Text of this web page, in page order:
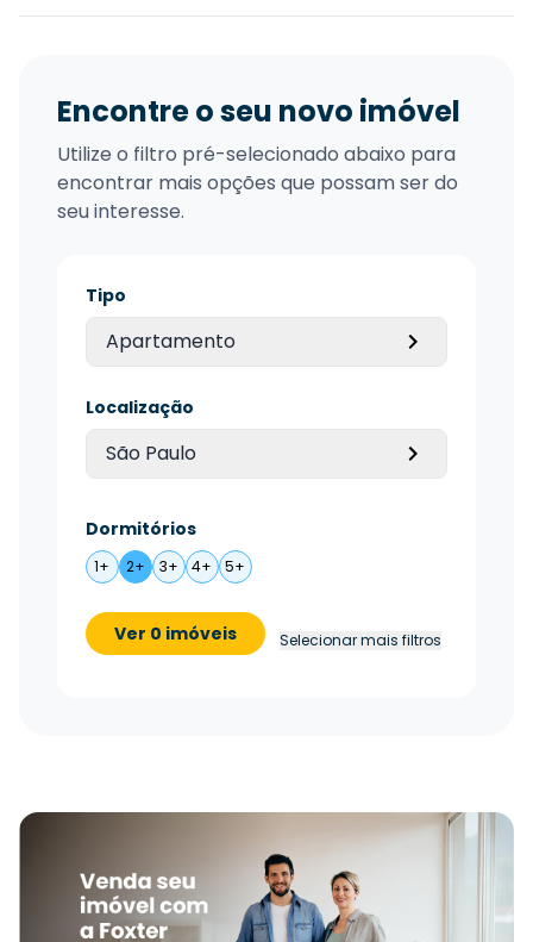
Encontre o seu novo imóvel
Utilize o filtro pré-selecionado abaixo para
encontrar mais opções que possam ser do
seu interesse.
Tipo
Apartamento
Localização
São Paulo
Dormitórios
1+ 2+ 3+ 4+ 5+
Ver 0 imóveis Selecionar mais filtros